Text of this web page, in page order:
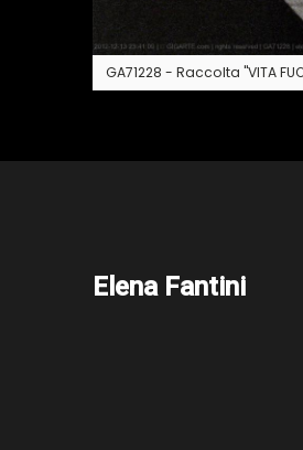
GA71228 - Raccolta "VITA
Elena Fantini